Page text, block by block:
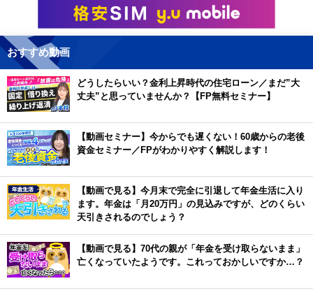
おすすめ動画
どうしたらいい？金利上昇時代の住宅ローン／まだ”大
丈夫”と思っていませんか？【FP無料セミナー】
【動画セミナー】今からでも遅くない！60歳からの老後
資金セミナー／FPがわかりやすく解説します！
【動画で見る】今月末で完全に引退して年金生活に入り
ます。年金は「月20万円」の見込みですが、どのくらい
天引きされるのでしょう？
【動画で見る】70代の親が「年金を受け取らないまま」
亡くなっていたようです。これっておかしいですか…？